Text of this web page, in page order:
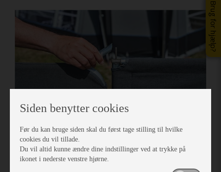
Brug for hjælp?
Isabella Havelåge til læsejl, 120 cm, Mega, Granite
Vare nr. I401030490
Siden benytter cookies
Før du kan bruge siden skal du først tage stilling til hvilke
cookies du vil tillade.
Du vil altid kunne ændre dine indstillinger ved at trykke på
ikonet i nederste venstre hjørne.